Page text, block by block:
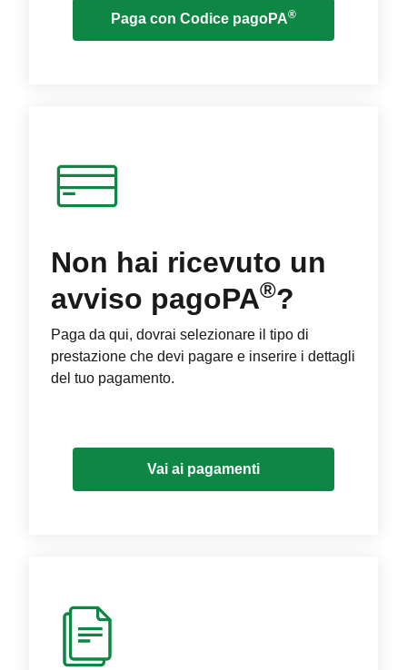
Paga con Codice pagoPA®
Non hai ricevuto un
avviso pagoPA®?
Paga da qui, dovrai selezionare il tipo di
prestazione che devi pagare e inserire i dettagli
del tuo pagamento.
Vai ai pagamenti